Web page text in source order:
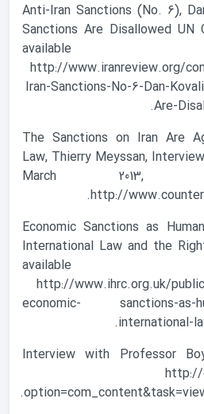
3. Anti-Iran Sanctions (No.
Sanctions Are Disallowed UN
http://www.iranreview.org/
Iran-Sanctions-No-6-Dan-
Are-
4. The Sanctions on Iran
Law, Thierry Meyssan,
March 2013,
http://
5. Economic Sanctions as
International Law and the
http://www.ihrc.org.uk/
economic- sanctions-as-
6. Interview with